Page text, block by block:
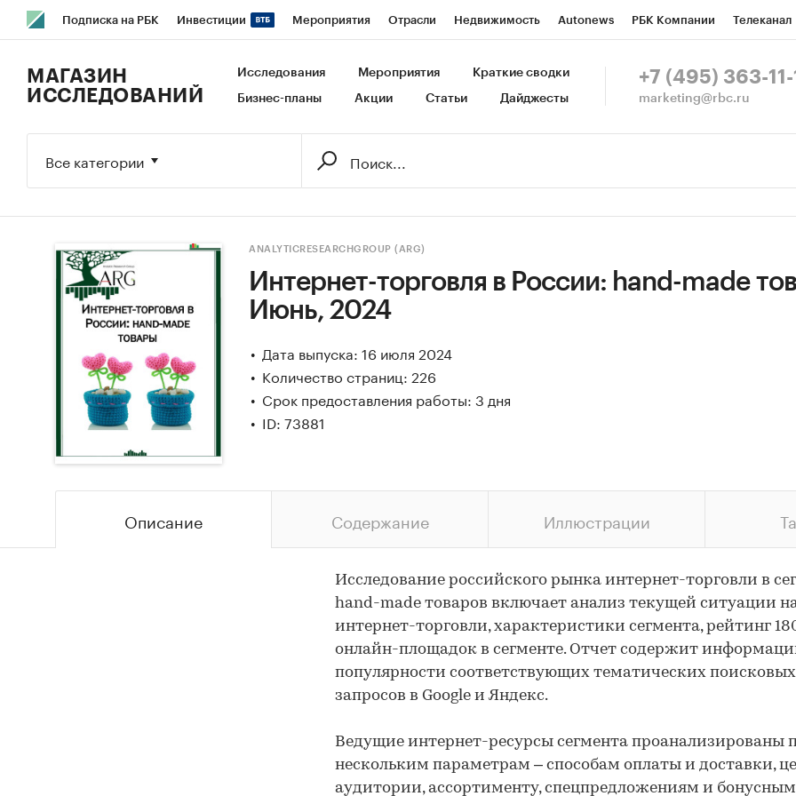
Подписка на РБК Инвестиции Мероприятия Отрасли Недвижимость Autonews РБК Компании Телеканал
Исследования Кредитные рейтинги Франшизы Газета Спецпроекты СПб Конференции СПб Спецпроекты
МАГАЗИН
ИССЛЕДОВАНИЙ
Исследования Мероприятия Краткие сводки
Бизнес-планы Акции Статьи Дайджесты
+7 (495) 363-11-
marketing@rbc.ru
Все категории
ANALYTICRESEARCHGROUP (ARG)
Интернет-торговля в России: hand-made
Июнь, 2024
Дата выпуска: 16 июля 2024
Количество страниц: 226
Срок предоставления работы: 3 дня
ID: 73881
Описание Содержание Иллюстрации
Исследование российского рынка интернет-торговли в
hand-made товаров включает анализ текущей ситуации
интернет-торговли, характеристики сегмента, рейтинг
онлайн-площадок в сегменте. Отчет содержит
популярности соответствующих тематических поисковых
запросов в Google и Яндекс.
Ведущие интернет-ресурсы сегмента проанализированы
нескольким параметрам – способам оплаты и доставки,
аудитории, ассортименту, спецпредложениям и бонусным